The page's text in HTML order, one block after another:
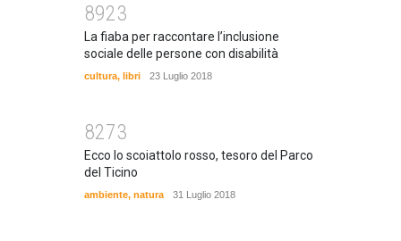
8923
La fiaba per raccontare l’inclusione
sociale delle persone con disabilità
cultura, libri 23 Luglio 2018
8273
Ecco lo scoiattolo rosso, tesoro del Parco
del Ticino
ambiente, natura 31 Luglio 2018